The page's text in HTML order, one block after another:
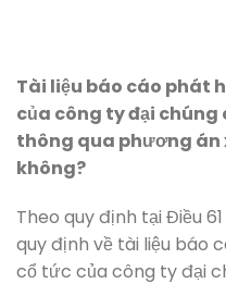
Tài liệu báo cáo phát
của công ty đại chúng
thông qua phương án
không?
Theo quy định tại Điều
quy định về tài liệu báo
cổ tức của công ty đại